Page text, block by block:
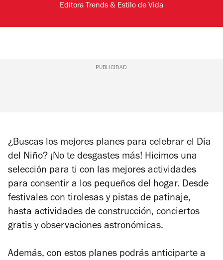
Editora Trends & Estilo de Vida
PUBLICIDAD
¿Buscas los mejores planes para celebrar el Día
del Niño? ¡No te desgastes más! Hicimos una
selección para ti con las mejores actividades
para consentir a los pequeños del hogar. Desde
festivales con tirolesas y pistas de patinaje,
hasta actividades de construcción, conciertos
gratis y observaciones astronómicas.
Además, con estos planes podrás anticiparte a